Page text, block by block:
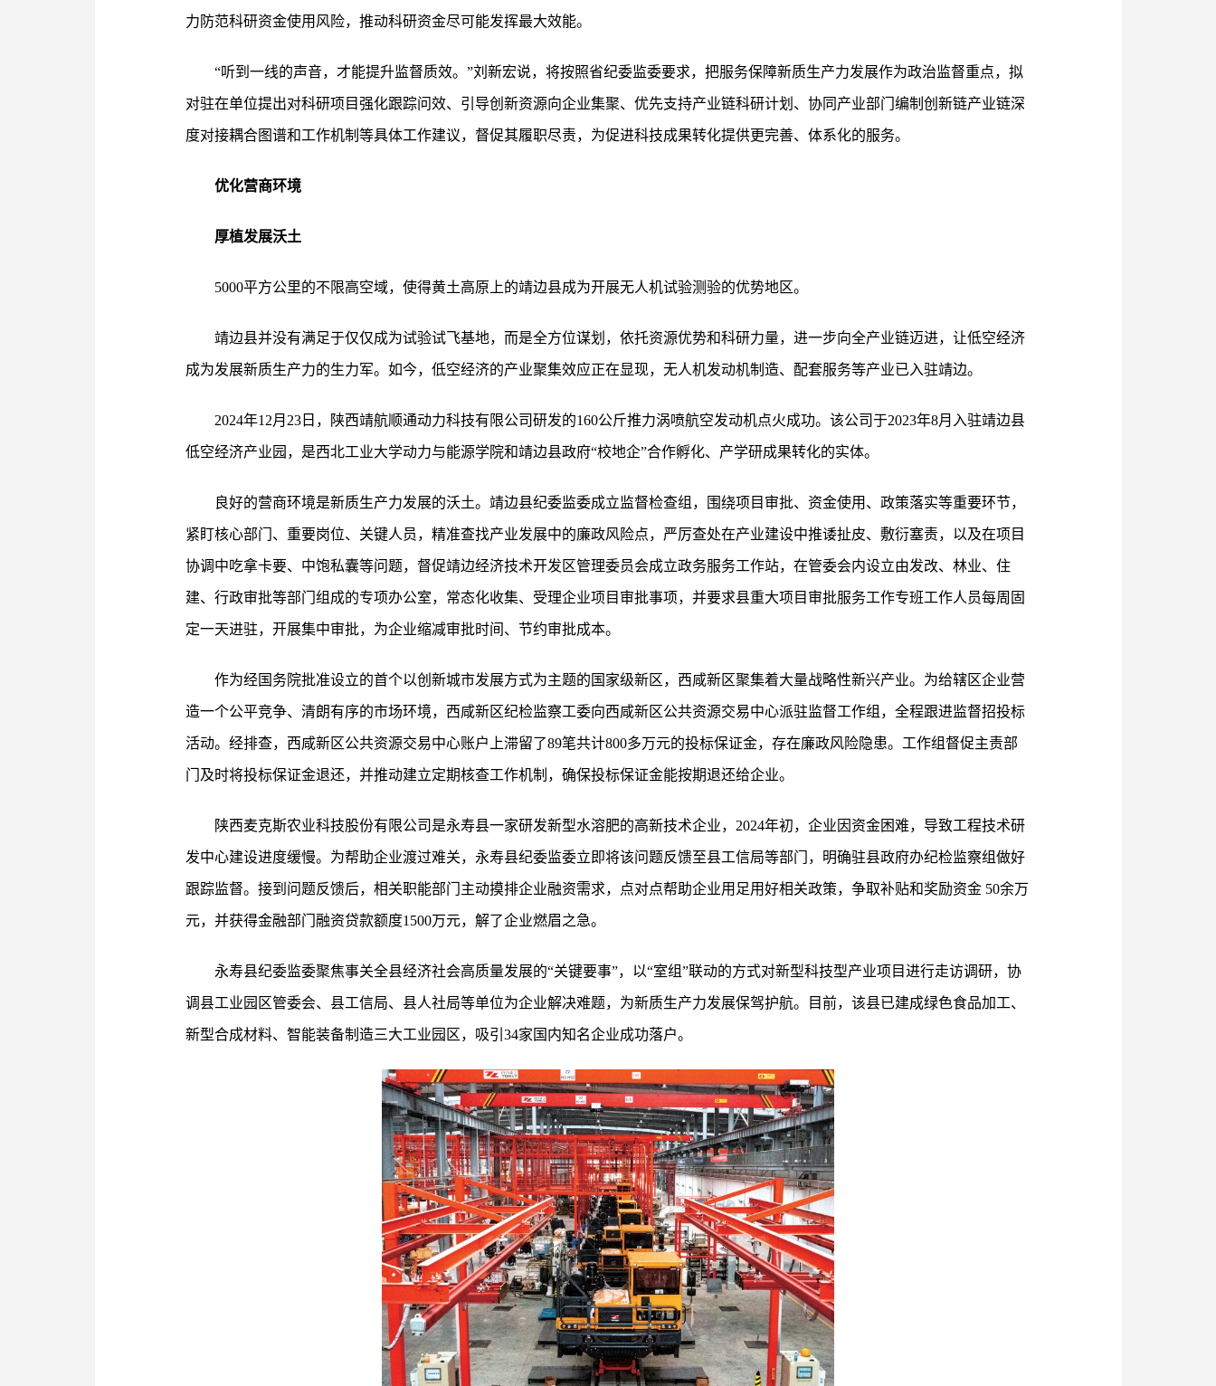
力防范科研资金使用风险，推动科研资金尽可能发挥最大效能。
“听到一线的声音，才能提升监督质效。”刘新宏说，将按照省纪委监委要求，把服务保障新质生产力发展作为政治监督重点，拟
对驻在单位提出对科研项目强化跟踪问效、引导创新资源向企业集聚、优先支持产业链科研计划、协同产业部门编制创新链产业链深
度对接耦合图谱和工作机制等具体工作建议，督促其履职尽责，为促进科技成果转化提供更完善、体系化的服务。
优化营商环境
厚植发展沃土
5000平方公里的不限高空域，使得黄土高原上的靖边县成为开展无人机试验测验的优势地区。
靖边县并没有满足于仅仅成为试验试飞基地，而是全方位谋划，依托资源优势和科研力量，进一步向全产业链迈进，让低空经济
成为发展新质生产力的生力军。如今，低空经济的产业聚集效应正在显现，无人机发动机制造、配套服务等产业已入驻靖边。
2024年12月23日，陕西靖航顺通动力科技有限公司研发的160公斤推力涡喷航空发动机点火成功。该公司于2023年8月入驻靖边县
低空经济产业园，是西北工业大学动力与能源学院和靖边县政府“校地企”合作孵化、产学研成果转化的实体。
良好的营商环境是新质生产力发展的沃土。靖边县纪委监委成立监督检查组，围绕项目审批、资金使用、政策落实等重要环节，
紧盯核心部门、重要岗位、关键人员，精准查找产业发展中的廉政风险点，严厉查处在产业建设中推诿扯皮、敷衍塞责，以及在项目
协调中吃拿卡要、中饱私囊等问题，督促靖边经济技术开发区管理委员会成立政务服务工作站，在管委会内设立由发改、林业、住
建、行政审批等部门组成的专项办公室，常态化收集、受理企业项目审批事项，并要求县重大项目审批服务工作专班工作人员每周固
定一天进驻，开展集中审批，为企业缩减审批时间、节约审批成本。
作为经国务院批准设立的首个以创新城市发展方式为主题的国家级新区，西咸新区聚集着大量战略性新兴产业。为给辖区企业营
造一个公平竞争、清朗有序的市场环境，西咸新区纪检监察工委向西咸新区公共资源交易中心派驻监督工作组，全程跟进监督招投标
活动。经排查，西咸新区公共资源交易中心账户上滞留了89笔共计800多万元的投标保证金，存在廉政风险隐患。工作组督促主责部
门及时将投标保证金退还，并推动建立定期核查工作机制，确保投标保证金能按期退还给企业。
陕西麦克斯农业科技股份有限公司是永寿县一家研发新型水溶肥的高新技术企业，2024年初，企业因资金困难，导致工程技术研
发中心建设进度缓慢。为帮助企业渡过难关，永寿县纪委监委立即将该问题反馈至县工信局等部门，明确驻县政府办纪检监察组做好
跟踪监督。接到问题反馈后，相关职能部门主动摸排企业融资需求，点对点帮助企业用足用好相关政策，争取补贴和奖励资金 50余万
元，并获得金融部门融资贷款额度1500万元，解了企业燃眉之急。
永寿县纪委监委聚焦事关全县经济社会高质量发展的“关键要事”，以“室组”联动的方式对新型科技型产业项目进行走访调研，协
调县工业园区管委会、县工信局、县人社局等单位为企业解决难题，为新质生产力发展保驾护航。目前，该县已建成绿色食品加工、
新型合成材料、智能装备制造三大工业园区，吸引34家国内知名企业成功落户。